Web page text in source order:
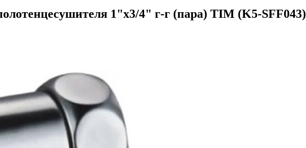
1"х3/4" г-г (пара) TIM (K5-SFF043)